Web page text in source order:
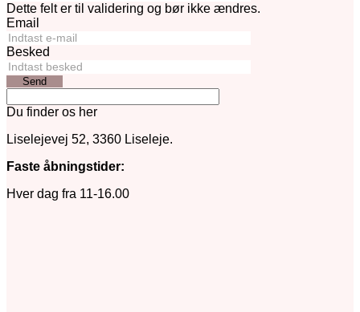
Dette felt er til validering og bør ikke ændres.
Email
Besked
Send
Du finder os her
Liselejevej 52, 3360 Liseleje.
Faste åbningstider:
Hver dag fra 11-16.00